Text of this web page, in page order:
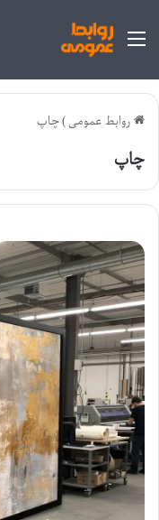
منو
روابط عمومی)چاپ
چاپ